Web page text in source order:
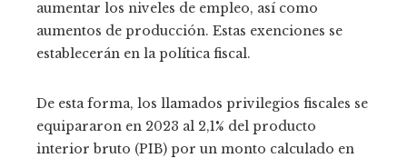
aumentar los niveles de empleo, así como
aumentos de producción. Estas exenciones se
establecerán en la política fiscal.
De esta forma, los llamados privilegios fiscales se
equipararon en 2023 al 2,1% del producto
interior bruto (PIB) por un monto calculado en